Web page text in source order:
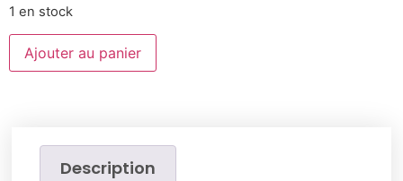
1 en stock
Ajouter au panier
Description